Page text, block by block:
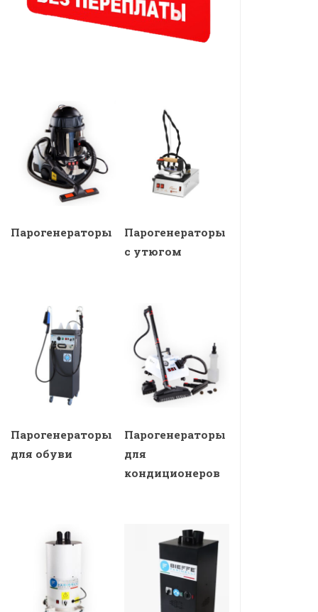
Парогенераторы
Парогенераторы
с утюгом
Парогенераторы
для обуви
Парогенераторы
для
кондиционеров